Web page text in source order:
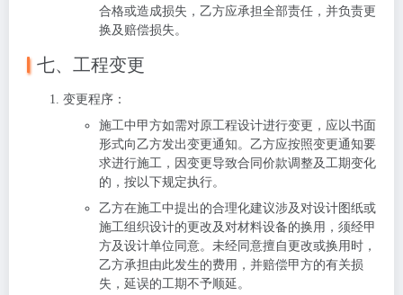
合格或造成损失，乙方应承担全部责任，并负责更
换及赔偿损失。
七、工程变更
变更程序 ：
施工中甲方如需对原工程设计进行变更，应以书面
形式向乙方发出变更通知。乙方应按照变更通知要
求进行施工，因变更导致合同价款调整及工期变化
的，按以下规定执行。
乙方在施工中提出的合理化建议涉及对设计图纸或
施工组织设计的更改及对材料设备的换用，须经甲
方及设计单位同意。未经同意擅自更改或换用时，
乙方承担由此发生的费用，并赔偿甲方的有关损
失，延误的工期不予顺延。